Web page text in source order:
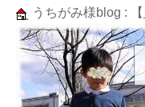
うちがみ様blog : 【